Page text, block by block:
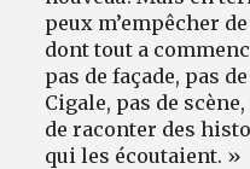
peux m’empêcher
dont tout a
pas de façade, pas
Cigale, pas de
de raconter des
qui les écoutaient. »